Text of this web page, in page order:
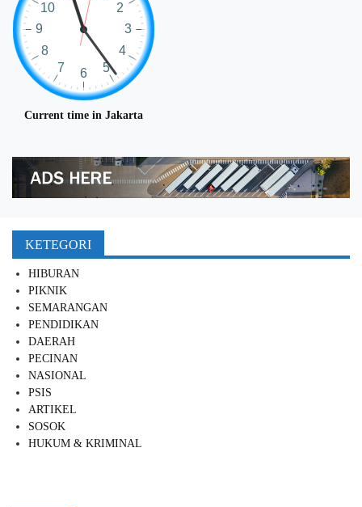
Current time in Jakarta
KETEGORI
HIBURAN
PIKNIK
SEMARANGAN
PENDIDIKAN
DAERAH
PECINAN
NASIONAL
PSIS
ARTIKEL
SOSOK
HUKUM & KRIMINAL